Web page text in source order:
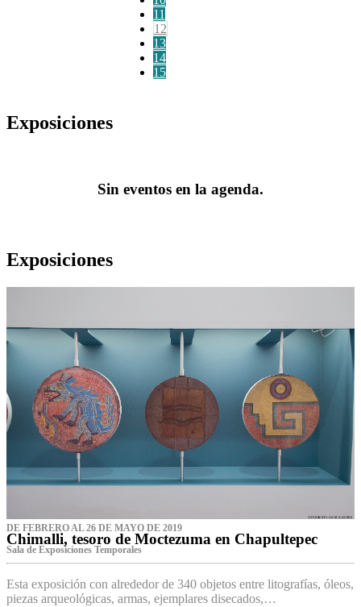
11
12
13
14
15
Exposiciones
Sin eventos en la agenda.
Exposiciones
DE FEBRERO AL 26 DE MAYO DE 2019
Chimalli, tesoro de Moctezuma en Chapultepec
Sala de Exposiciones Temporales
Esta exposición con alrededor de 340 objetos entre litografías, óleos,
piezas arqueológicas, armas, ejemplares disecados,…